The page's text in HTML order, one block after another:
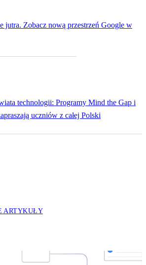
jutra. Zobacz nową przestrzeń Google w
technologii: Programy Mind the Gap i
uczniów z całej Polski
ARTYKUŁY